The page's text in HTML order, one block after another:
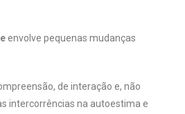
envolve pequenas mudanças
de interação e, não
intercorrências na autoestima e